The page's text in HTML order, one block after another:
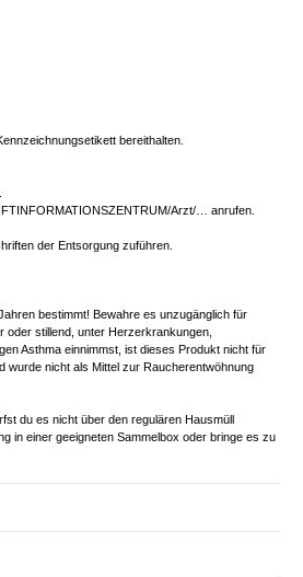
bereithalten.
Arzt/… anrufen.
der Entsorgung zuführen.
bestimmt! Bewahre es unzugänglich für
oder stillend, unter Herzerkrankungen,
Asthma einnimmst, ist dieses Produkt nicht für
wurde nicht als Mittel zur Raucherentwöhnung
du es nicht über den regulären Hausmüll
in einer geeigneten Sammelbox oder bringe es zu